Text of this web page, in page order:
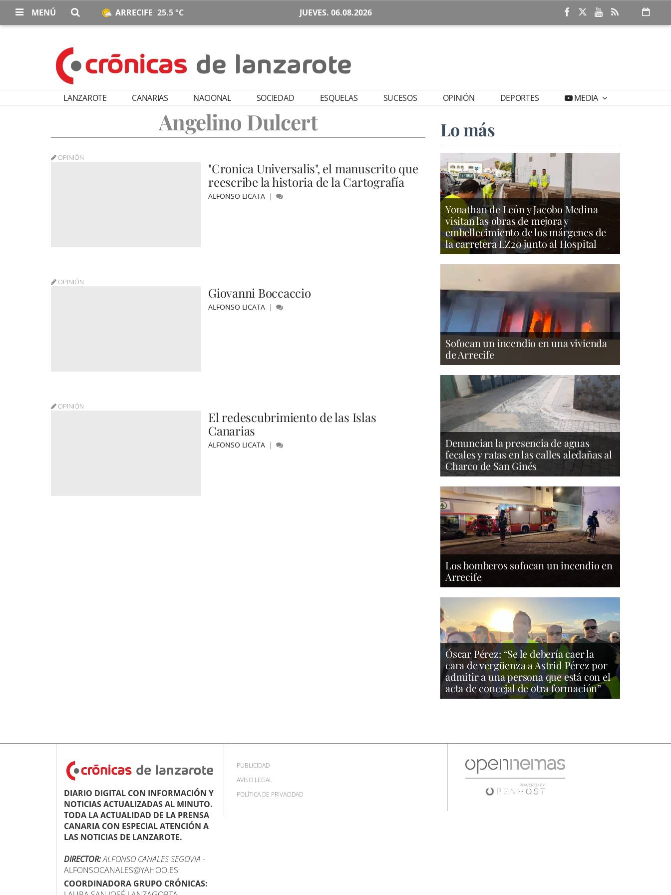
MENÚ ARRECIFE 25.5 °C JUEVES. 06.08.2026
LANZAROTE CANARIAS NACIONAL SOCIEDAD ESQUELAS SUCESOS OPINIÓN DEPORTES MEDIA
Angelino Dulcert
OPINIÓN
"Cronica Universalis", el manuscrito que
reescribe la historia de la Cartografía
ALFONSO LICATA
OPINIÓN
Giovanni Boccaccio
ALFONSO LICATA
OPINIÓN
El redescubrimiento de las Islas
Canarias
ALFONSO LICATA
Lo más
Yonathan de León y Jacobo Medina
visitan las obras de mejora y
embellecimiento de los márgenes de
la carretera LZ20 junto al Hospital
Sofocan un incendio en una vivienda
de Arrecife
Denuncian la presencia de aguas
fecales y ratas en las calles aledañas al
Charco de San Ginés
Los bomberos sofocan un incendio en
Arrecife
Óscar Pérez: “Se le debería caer la
cara de vergüenza a Astrid Pérez por
admitir a una persona que está con el
acta de concejal de otra formación”
DIARIO DIGITAL CON INFORMACIÓN Y
NOTICIAS ACTUALIZADAS AL MINUTO.
TODA LA ACTUALIDAD DE LA PRENSA
CANARIA CON ESPECIAL ATENCIÓN A
LAS NOTICIAS DE LANZAROTE.
DIRECTOR:ALFONSO CANALES SEGOVIA -
ALFONSOCANALES@YAHOO.ES
COORDINADORA GRUPO CRÓNICAS:
PUBLICIDAD
AVISO LEGAL
POLÍTICA DE PRIVACIDAD